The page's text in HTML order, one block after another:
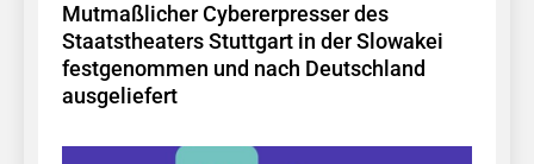
Mutmaßlicher Cybererpresser des
Staatstheaters Stuttgart in der Slowakei
festgenommen und nach Deutschland
ausgeliefert